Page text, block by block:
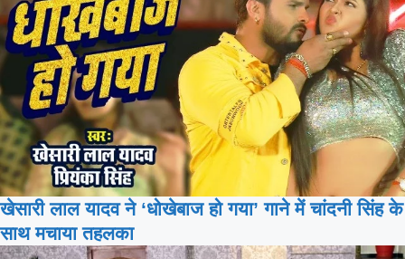
खेसारी लाल यादव ने ‘धोखेबाज हो गया’ गाने में चांदनी सिंह के
साथ मचाया तहलका